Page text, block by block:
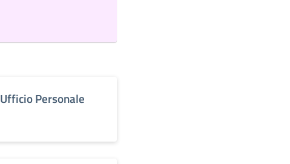
Ufficio Personale